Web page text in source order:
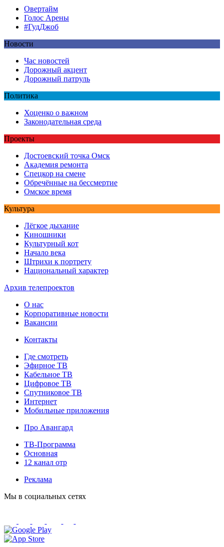
Овертайм
Голос Арены
#ГудДжоб
Новости
Час новостей
Дорожный акцент
Дорожный патруль
Политика
Хоценко о важном
Законодательная среда
Проекты
Достоевский точка Омск
Академия ремонта
Спецкор на смене
Обречённые на бессмертие
Омское время
Культура
Лёгкое дыхание
Киношники
Культурный кот
Начало века
Штрихи к портрету
Национальный характер
Архив телепроектов
О нас
Корпоративные новости
Вакансии
Контакты
Где смотреть
Эфирное ТВ
Кабельное ТВ
Цифровое ТВ
Спутниковое ТВ
Интернет
Мобильные приложения
Про Авангард
ТВ-Программа
Основная
12 канал отр
Реклама
Мы в социальных сетях